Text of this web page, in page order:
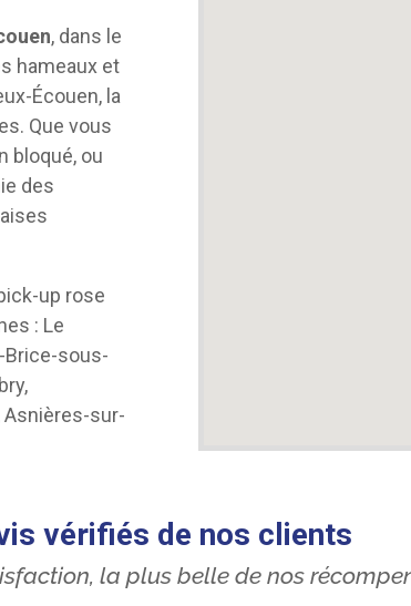
, dans le
hameaux et
Écouen, la
Que vous
bloqué, ou
des
up rose
: Le
Brice-sous-
Asnières-sur-
vérifiés de nos clients
la plus belle de nos